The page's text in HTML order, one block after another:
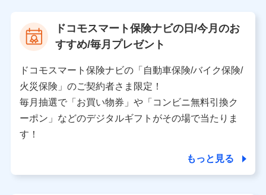
当社の対応品質向上やお問い合わせ内容の正確な把握のため
個人情報保護管理者の職名、連絡先
〒103-0013 東京都中央区日本橋人形町2-14-10 アー
バンネット日本橋ビル 3F
株式会社ドコモ・インシュアランス
個人情報の第三者提供について
ドコモスマート保険ナビの日/今月のお
すすめ/毎月プレゼント
ドコモスマート保険ナビの「自動車保険/バイク保険/
火災保険」のご契約者さま限定！
毎月抽選で「お買い物券」や「コンビニ無料引換ク
ーポン」などのデジタルギフトがその場で当たりま
す！
もっと見る